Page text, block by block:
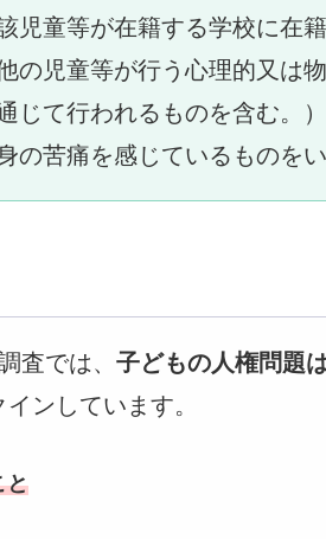
児童等が在籍する学校に在
の児童等が行う心理的又は
じて行われるものを含む。
の苦痛を感じているものをい
査では、 子どもの人権問題
ンしています。
と